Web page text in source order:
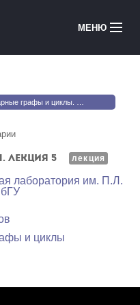
МЕНЮ
Медиатека
Courses in English
графы и циклы. Лекция 5
Лекция 5 лекция
лаборатория им. П.Л.
и циклы